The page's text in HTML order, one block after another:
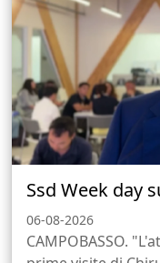
Ssd Week day
06-08-2026
CAMPOBASSO.